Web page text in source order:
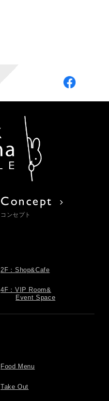
Concept
コンセプト
2F：Shop&Cafe
4F：VIP Room&
Event Space
Food Menu
Take Out